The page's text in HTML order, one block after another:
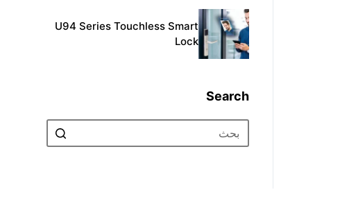
U94 Series Touchless Smart
Lock
Search